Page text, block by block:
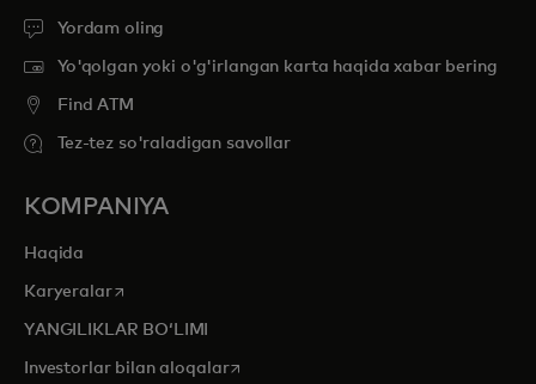
Yordam oling
Yo'qolgan yoki o'g'irlangan karta haqida xabar bering
Find ATM
Tez-tez so'raladigan savollar
KOMPANIYA
Haqida
Karyeralaropens in a new tab
YANGILIKLAR BOʻLIMI
Investorlar bilan aloqalaropens in a new tab